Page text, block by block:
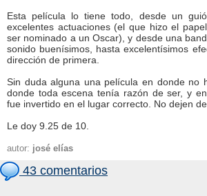
Esta película lo tiene todo, desde un
excelentes actuaciones (el que hizo el
ser nominado a un Oscar), y desde una
sonido buenísimos, hasta excelentísimos
dirección de primera.
Sin duda alguna una película en donde no
donde toda escena tenía razón de ser, y
fue invertido en el lugar correcto. No dejen de
Le doy 9.25 de 10.
autor: josé elías
43 comentarios